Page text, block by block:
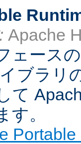
Apache
ェース
ブラリ
て
す。